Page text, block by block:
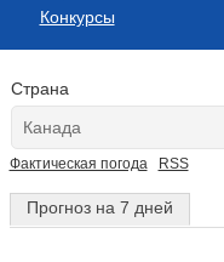
Конкурсы
Страна
Фактическая погода RSS
Прогноз на 7 дней